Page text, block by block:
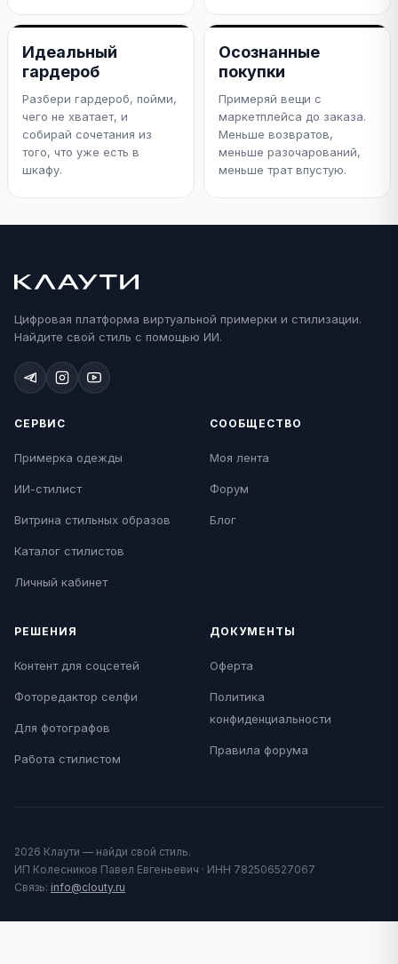
Идеальный
гардероб
Разбери гардероб, пойми,
чего не хватает, и
собирай сочетания из
того, что уже есть в
шкафу.
Осознанные
покупки
Примеряй вещи с
маркетплейса до заказа.
Меньше возвратов,
меньше разочарований,
меньше трат впустую.
Цифровая платформа виртуальной примерки и стилизации.
Найдите свой стиль с помощью ИИ.
СЕРВИС
Примерка одежды
ИИ-стилист
Витрина стильных образов
Каталог стилистов
Личный кабинет
СООБЩЕСТВО
Моя лента
Форум
Блог
РЕШЕНИЯ
Контент для соцсетей
Фоторедактор селфи
Для фотографов
Работа стилистом
ДОКУМЕНТЫ
Оферта
Политика
конфиденциальности
Правила форума
2026 Клаути — найди свой стиль.
ИП Колесников Павел Евгеньевич · ИНН 782506527067
Связь: info@clouty.ru